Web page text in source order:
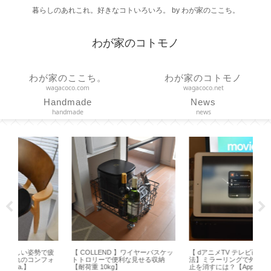
暮らしのあれこれ。好きなコトいろいろ。 by わが家のここち。
わが家のコトモノ
わが家のここち。
wagacoco.com
わが家のコトモノ
wagacoco.net
Handmade
handmade
News
news
【 dアニメTV テレビ画面で見る方
法】ミラーリングで外部出力の禁
止を消すには？【Apple TV】
【エコバッグ】大小どっちが便
利？ボールアンドチェーンのLサイ
ズもいい！【 Ball&Chain 】